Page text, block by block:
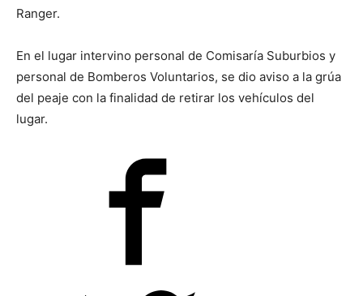
Ranger.
En el lugar intervino personal de Comisaría Suburbios y
personal de Bomberos Voluntarios, se dio aviso a la grúa
del peaje con la finalidad de retirar los vehículos del
lugar.